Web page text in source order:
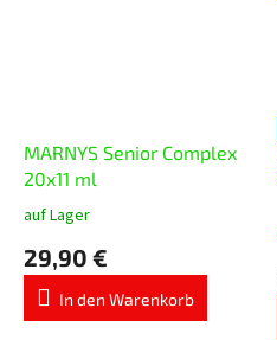
MARNYS Senior Complex
20x11 ml
Die
Produktbewertung
ist
5,0
auf Lager
29,90 €
In den Warenkorb